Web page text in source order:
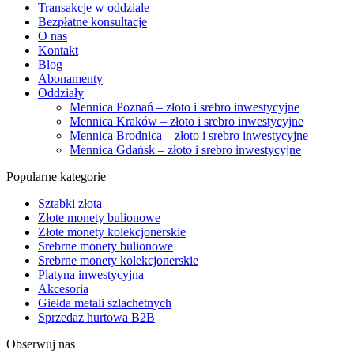
Transakcje w oddziale
Bezpłatne konsultacje
O nas
Kontakt
Blog
Abonamenty
Oddziały
Mennica Poznań – złoto i srebro inwestycyjne
Mennica Kraków – złoto i srebro inwestycyjne
Mennica Brodnica – złoto i srebro inwestycyjne
Mennica Gdańsk – złoto i srebro inwestycyjne
Popularne kategorie
Sztabki złota
Złote monety bulionowe
Złote monety kolekcjonerskie
Srebrne monety bulionowe
Srebrne monety kolekcjonerskie
Platyna inwestycyjna
Akcesoria
Giełda metali szlachetnych
Sprzedaż hurtowa B2B
Obserwuj nas